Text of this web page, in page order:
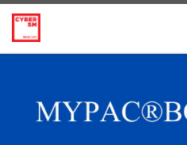
Skip to content